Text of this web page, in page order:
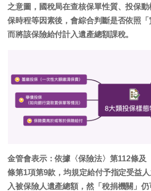
之意圖，國稅局在查核保單性質、投保
保時程等因素後，會綜合判斷是否依照「
而將該保險給付計入遺產總額課稅。
金管會表示：依據〈保險法〉第112條及
條第1項第9款，均規定給付予指定受益
入被保險人遺產總額，然「稅捐機關」